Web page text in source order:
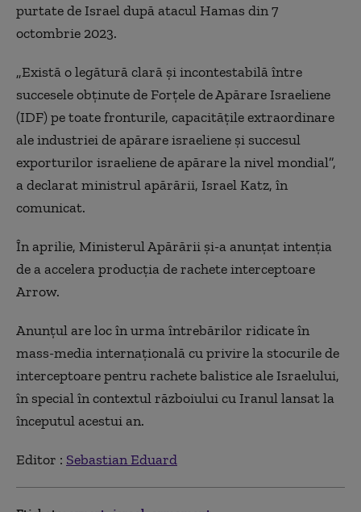
purtate de Israel după atacul Hamas din 7
octombrie 2023.
„Există o legătură clară şi incontestabilă între
succesele obţinute de Forţele de Apărare Israeliene
(IDF) pe toate fronturile, capacităţile extraordinare
ale industriei de apărare israeliene şi succesul
exporturilor israeliene de apărare la nivel mondial”,
a declarat ministrul apărării, Israel Katz, în
comunicat.
În aprilie, Ministerul Apărării şi-a anunţat intenţia
de a accelera producţia de rachete interceptoare
Arrow.
Anunţul are loc în urma întrebărilor ridicate în
mass-media internaţională cu privire la stocurile de
interceptoare pentru rachete balistice ale Israelului,
în special în contextul războiului cu Iranul lansat la
începutul acestui an.
Editor : Sebastian Eduard